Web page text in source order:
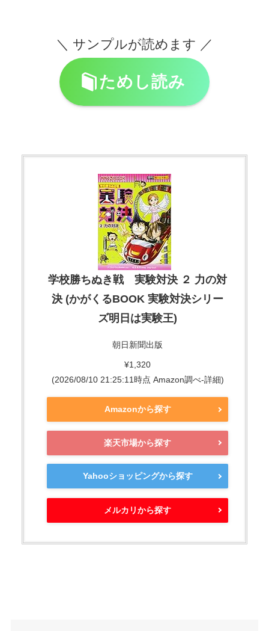
＼ サンプルが読めます ／
ためし読み
学校勝ちぬき戦 実験対決 ２ 力の対
決 (かがくるBOOK 実験対決シリー
ズ明日は実験王)
朝日新聞出版
¥1,320
(2026/08/10 21:25:11時点 Amazon調べ-詳細)
Amazonから探す
楽天市場から探す
Yahooショッピングから探す
メルカリから探す